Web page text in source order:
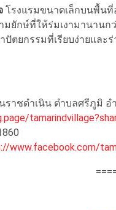
โรงแรมขนาดเล็กบนพื้นที่
ยักษ์ที่ให้ร่มเงามานาน
ตยกรรมที่เรียบง่ายแล
าชดำเนิน ตำบลศรีภูมิ อ
www.facebook.com/